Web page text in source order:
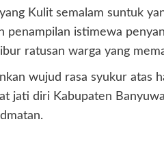
Kulit semalam suntuk
penampilan istimewa
ratusan warga yang
wujud rasa syukur atas
jati diri Kabupaten